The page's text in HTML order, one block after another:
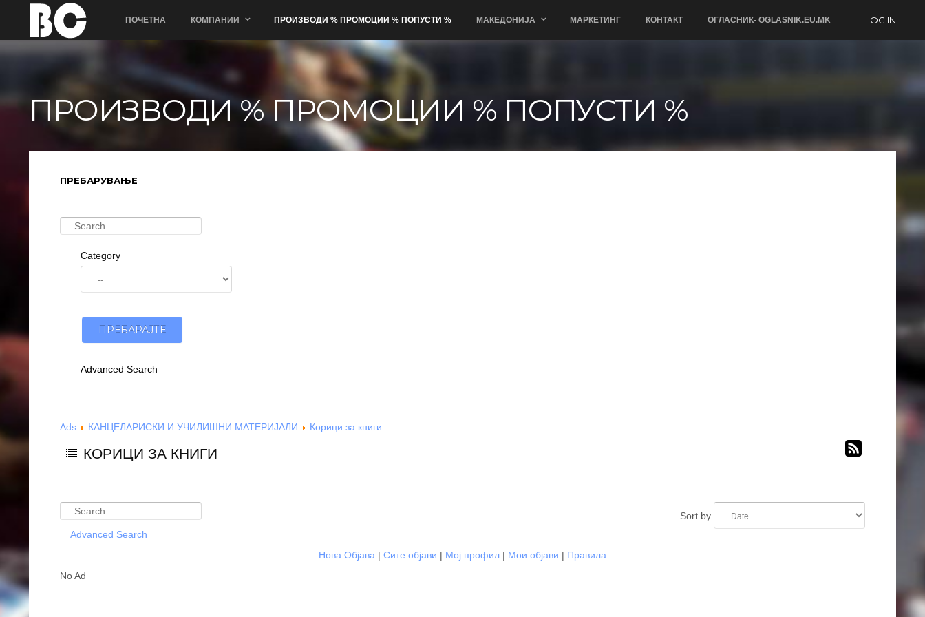
LOG IN
ПОЧЕТНА КОМПАНИИ ПРОИЗВОДИ % ПРОМОЦИИ % ПОПУСТИ % МАКЕДОНИЈА МАРКЕТИНГ КОНТАКТ ОГЛАСНИК- OGLASNIK.EU.MK
ПРОИЗВОДИ % ПРОМОЦИИ % ПОПУСТИ %
ПРЕБАРУВАЊЕ
Category
Advanced Search
Ads КАНЦЕЛАРИСКИ И УЧИЛИШНИ МАТЕРИЈАЛИ Корици за книги
КОРИЦИ ЗА КНИГИ
Advanced Search
Sort by
Нова Објава | Сите објави | Мој профил | Мои објави | Правила
No Ad